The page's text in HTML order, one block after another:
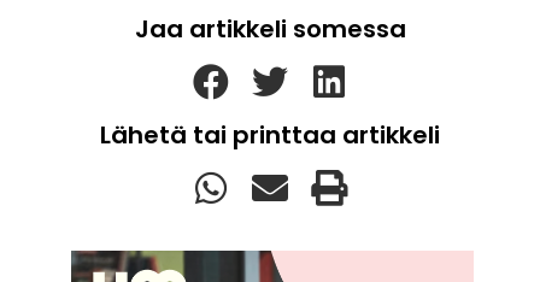
Jaa artikkeli somessa
Lähetä tai printtaa artikkeli